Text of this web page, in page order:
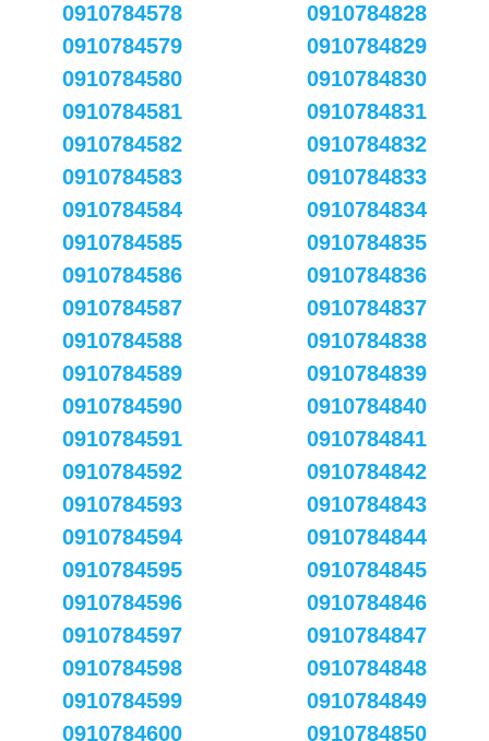
0910784578
0910784579
0910784580
0910784581
0910784582
0910784583
0910784584
0910784585
0910784586
0910784587
0910784588
0910784589
0910784590
0910784591
0910784592
0910784593
0910784594
0910784595
0910784596
0910784597
0910784598
0910784599
0910784600
0910784828
0910784829
0910784830
0910784831
0910784832
0910784833
0910784834
0910784835
0910784836
0910784837
0910784838
0910784839
0910784840
0910784841
0910784842
0910784843
0910784844
0910784845
0910784846
0910784847
0910784848
0910784849
0910784850